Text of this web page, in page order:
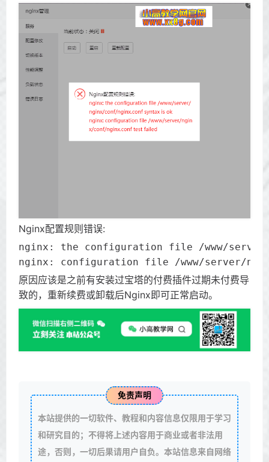
Nginx配置规则错误:
nginx: the configuration file /www/
nginx: configuration file /www/server/
原因应该是之前有安装过宝塔的付费插件过期未付费导
致的，重新续费或卸载后Nginx即可正常启动。
免责声明
本站提供的一切软件、教程和内容信息仅限用于学习
和研究目的；不得将上述内容用于商业或者非法用
途，否则，一切后果请用户自负。本站信息来自网络